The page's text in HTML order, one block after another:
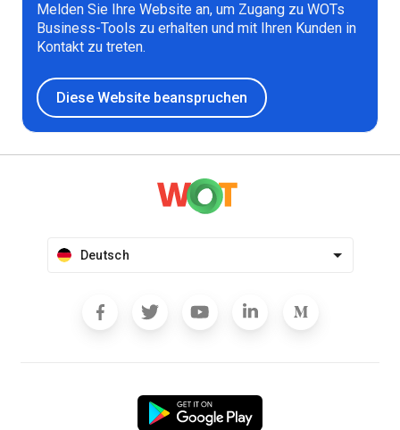
Melden Sie Ihre Website an, um Zugang zu WOTs
Business-Tools zu erhalten und mit Ihren Kunden in
Kontakt zu treten.
Diese Website beanspruchen
Deutsch